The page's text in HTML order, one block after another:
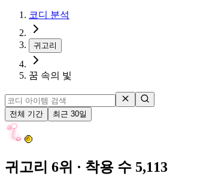
코디 분석
귀고리
꿈 속의 빛
전체 기간 최근 30일
귀고리 6위 · 착용 수 5,113